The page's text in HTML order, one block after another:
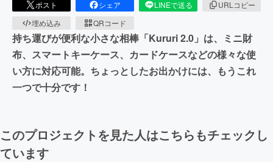
ポスト シェア LINEで送る
URLコピー
埋め込み
QRコード
持ち運びが便利な小さな相棒「Kururi 2.0」は、ミニ財
布、スマートキーケース、カードケースなどの様々な使
い方に対応可能。ちょっとしたお出かけには、もうこれ
一つで十分です！
このプロジェクトを見た人はこちらもチェックし
ています